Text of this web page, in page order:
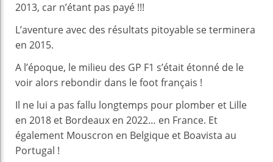
2013, car n’étant pas payé !!!
L’aventure avec des résultats pitoyable se terminera
en 2015.
A l’époque, le milieu des GP F1 s’était étonné de le
voir alors rebondir dans le foot français !
Il ne lui a pas fallu longtemps pour plomber et Lille
en 2018 et Bordeaux en 2022… en France. Et
également Mouscron en Belgique et Boavista au
Portugal !